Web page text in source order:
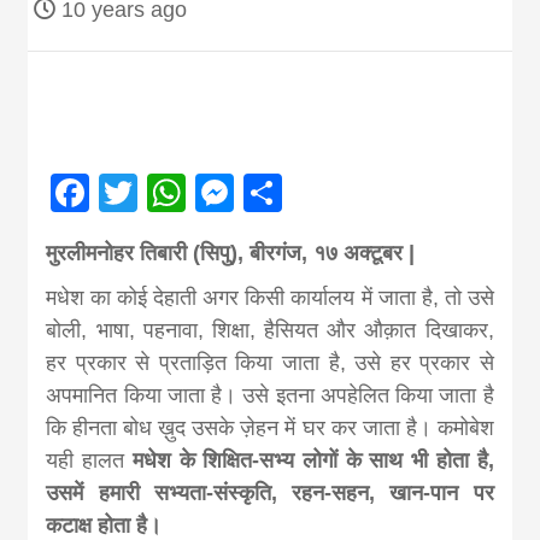
Nepal brings
from
news,
10 years ago
Facebook
TwitterWhatsApp
Messenger
मुरलीमनोहर तिबारी (सिपु), बीरगंज, १७ अक्टूबर |
मधेश का कोई देहाती अगर किसी कार्यालय में जाता है, तो उसे
बोली, भाषा, पहनावा, शिक्षा, हैसियत और औक़ात दिखाकर,
हर प्रकार से प्रताड़ित किया जाता है, उसे हर प्रकार से
अपमानित किया जाता है। उसे इतना अपहेलित किया जाता है
कि हीनता बोध ख़ुद उसके ज़ेहन में घर कर जाता है। कमोबेश
यही हालतमधेश के शिक्षित-सभ्य लोगों के साथ भी होता है,
उसमें हमारी सभ्यता-संस्कृति, रहन-सहन, खान-पान पर
कटाक्ष होता है।